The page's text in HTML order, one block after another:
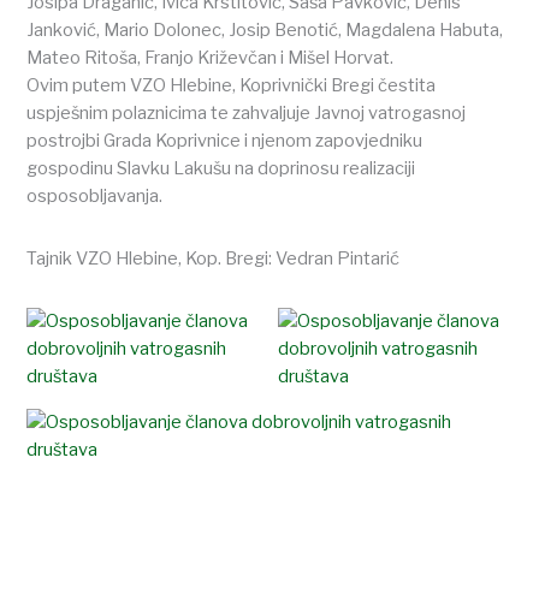
Janković, Mario Dolonec, Josip Benotić, Magdalena Habuta,
Mateo Ritoša, Franjo Križevčan i Mišel Horvat.
Ovim putem VZO Hlebine, Koprivnički Bregi čestita
uspješnim polaznicima te zahvaljuje Javnoj vatrogasnoj
postrojbi Grada Koprivnice i njenom zapovjedniku
gospodinu Slavku Lakušu na doprinosu realizaciji
osposobljavanja.
Tajnik VZO Hlebine, Kop. Bregi: Vedran Pintarić